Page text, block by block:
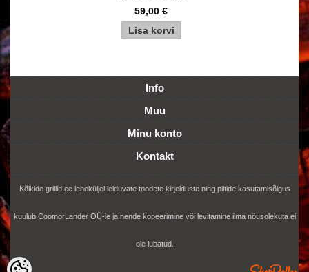
59,00 €
Info
Muu
Minu konto
Kontakt
Kõikide grillid.ee leheküljel leiduvate toodete kirjelduste ning piltide kasutamisõigus
kuulub CoomorLander OÜ-le ja nende kopeerimine või levitamine ilma nõusolekuta ei
ole lubatud.